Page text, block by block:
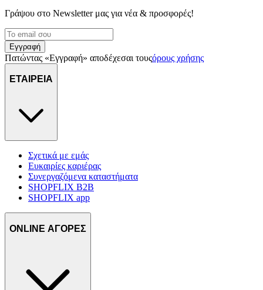
Γράψου στο Νewsletter μας για νέα & προσφορές!
Εγγραφή
Πατώντας «Εγγραφή» αποδέχεσαι τουςόρους χρήσης
ΕΤΑΙΡΕΙΑ
Σχετικά με εμάς
Ευκαιρίες καριέρας
Συνεργαζόμενα καταστήματα
SHOPFLIX B2B
SHOPFLIX app
ONLINE ΑΓΟΡΕΣ